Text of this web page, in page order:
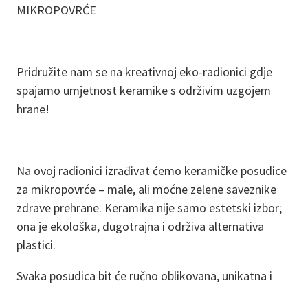
MIKROPOVRĆE
Pridružite nam se na kreativnoj eko-radionici gdje
spajamo umjetnost keramike s održivim uzgojem
hrane!
Na ovoj radionici izrađivat ćemo keramičke posudice
za mikropovrće – male, ali moćne zelene saveznike
zdrave prehrane. Keramika nije samo estetski izbor;
ona je ekološka, dugotrajna i održiva alternativa
plastici.
Svaka posudica bit će ručno oblikovana, unikatna i